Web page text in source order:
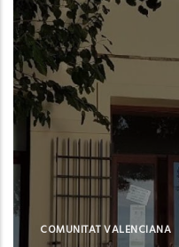
COMUNITAT VALENCIANA